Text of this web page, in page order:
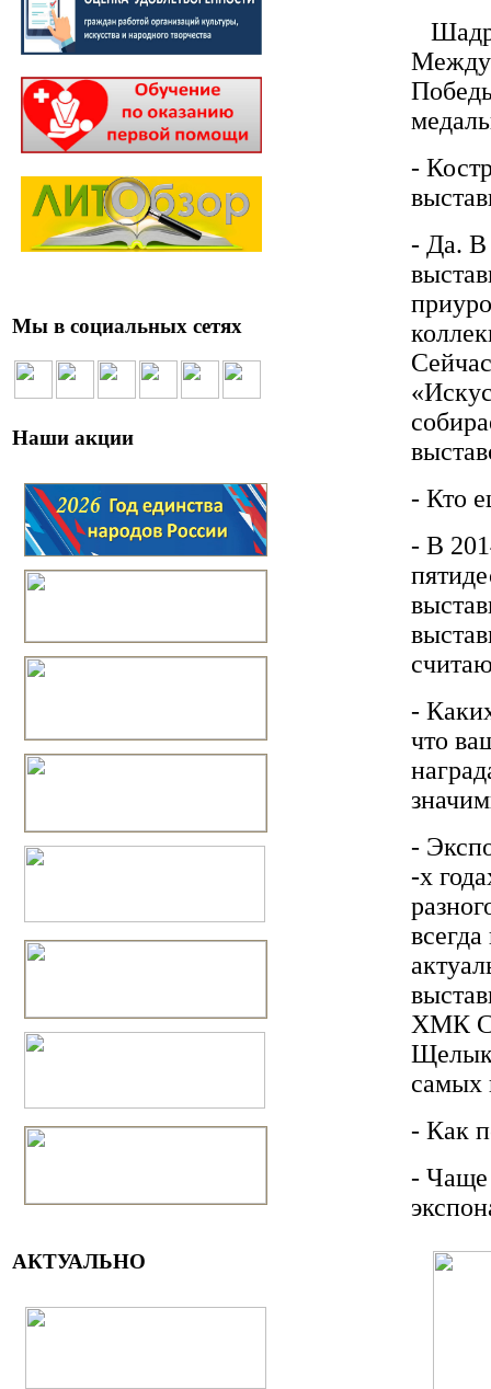
Мы в социальных сетях
Наши акции
АКТУАЛЬНО
-
- Да. В
- Кто
- В
-
что
-
-х
ХМК
самых
- Как
- Чаще